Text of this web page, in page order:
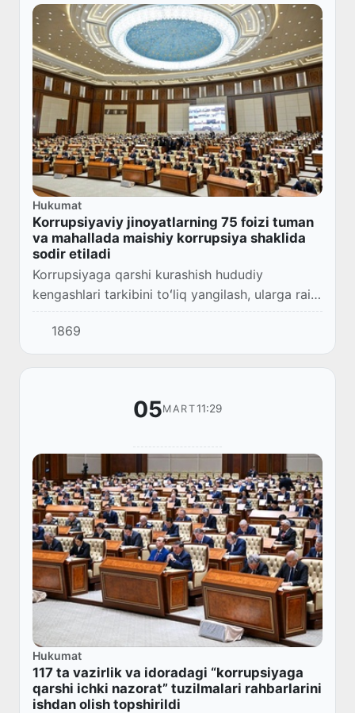
Hukumat
Korrupsiyaviy jinoyatlarning 75 foizi tuman
va mahallada maishiy korrupsiya shaklida
sodir etiladi
Korrupsiyaga qarshi kurashish hududiy
kengashlari tarkibini toʻliq yangilash, ularga rais
etib viloyat xalq deputatlari kengashi raislarini
tayinlash taklif etildi.
1869
05MART11:29
Hukumat
117 ta vazirlik va idoradagi “korrupsiyaga
qarshi ichki nazorat” tuzilmalari rahbarlarini
ishdan olish topshirildi